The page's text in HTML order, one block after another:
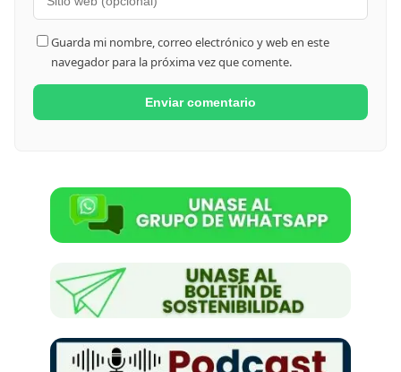
Guarda mi nombre, correo electrónico y web en este
navegador para la próxima vez que comente.